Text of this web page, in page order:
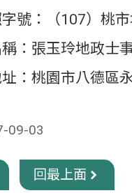
號：（107）桃
：張玉玲地政士
：桃園市八德區
09-03
回最上面